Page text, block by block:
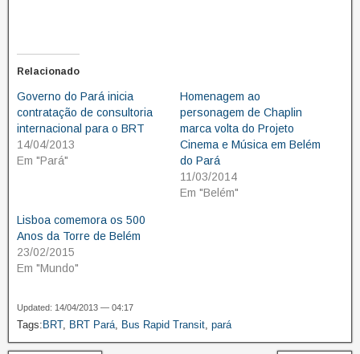
Relacionado
Governo do Pará inicia
contratação de consultoria
internacional para o BRT
14/04/2013
Em "Pará"
Homenagem ao
personagem de Chaplin
marca volta do Projeto
Cinema e Música em Belém
do Pará
11/03/2014
Em "Belém"
Lisboa comemora os 500
Anos da Torre de Belém
23/02/2015
Em "Mundo"
Updated: 14/04/2013 — 04:17
Tags: BRT, BRT Pará, Bus Rapid Transit, pará